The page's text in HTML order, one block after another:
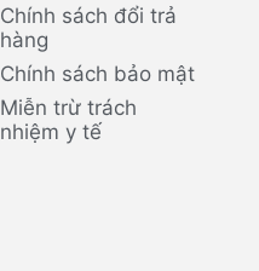
Chính sách đổi trả
hàng
Chính sách bảo mật
Miễn trừ trách
nhiệm y tế